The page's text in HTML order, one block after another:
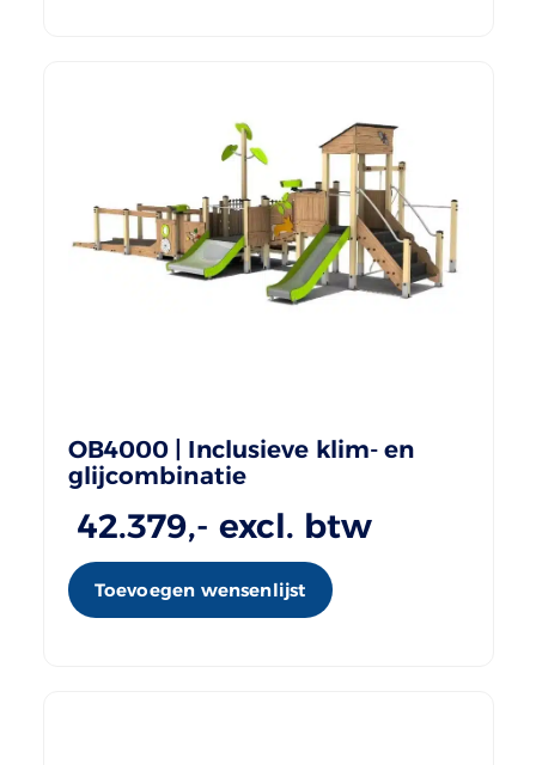
OB4000 | Inclusieve klim- en
glijcombinatie
42.379,- excl. btw
Toevoegen wensenlijst